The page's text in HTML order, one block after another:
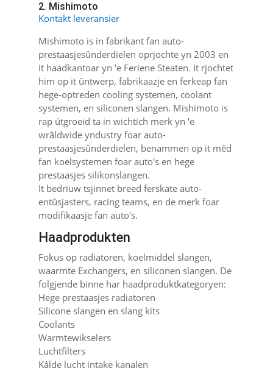
2. Mishimoto
Kontakt leveransier
Mishimoto is in fabrikant fan auto-
prestaasjesûnderdielen oprjochte yn 2003 en
it haadkantoar yn 'e Feriene Steaten. It rjochtet
him op it ûntwerp, fabrikaazje en ferkeap fan
hege-optreden cooling systemen, coolant
systemen, en siliconen slangen. Mishimoto is
rap útgroeid ta in wichtich merk yn 'e
wrâldwide yndustry foar auto-
prestaasjesûnderdielen, benammen op it mêd
fan koelsystemen foar auto's en hege
prestaasjes silikonslangen.
It bedriuw tsjinnet breed ferskate auto-
entûsjasters, racing teams, en de merk foar
modifikaasje fan auto's.
Haadprodukten
Fokus op radiatoren, koelmiddel slangen,
waarmte Exchangers, en siliconen slangen. De
folgjende binne har haadproduktkategoryen:
Hege prestaasjes radiatoren
Silicone slangen en slang kits
Coolants
Warmtewikselers
Luchtfilters
Kâlde lucht intake kanalen